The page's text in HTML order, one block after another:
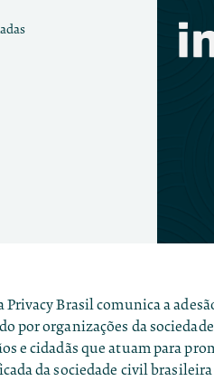
Privacy Brasil comunica a
por organizações da
e cidadãs que atuam para
da sociedade civil brasileira